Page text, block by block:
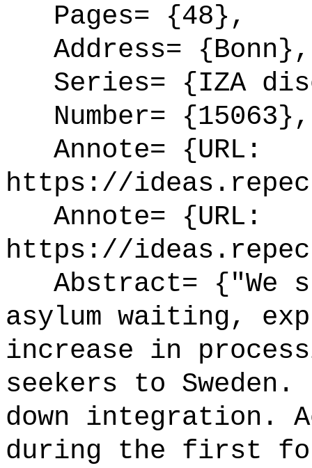
Pages= {48},
Address= {Bonn},
Series= {IZA
Number= {15063},
Annote= {URL:
https://
Annote= {URL:
https://
Abstract= {"We
asylum waiting,
increase in
seekers to
down integration.
during the first